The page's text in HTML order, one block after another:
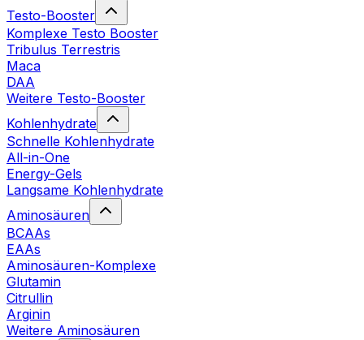
Testo-Booster
Komplexe Testo Booster
Tribulus Terrestris
Maca
DAA
Weitere Testo-Booster
Kohlenhydrate
Schnelle Kohlenhydrate
All-in-One
Energy-Gels
Langsame Kohlenhydrate
Aminosäuren
BCAAs
EAAs
Aminosäuren-Komplexe
Glutamin
Citrullin
Arginin
Weitere Aminosäuren